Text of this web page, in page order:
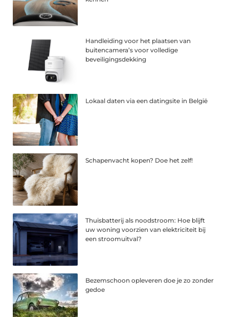
Handleiding voor het plaatsen van
buitencamera’s voor volledige
beveiligingsdekking
Lokaal daten via een datingsite in België
Schapenvacht kopen? Doe het zelf!
Thuisbatterij als noodstroom: Hoe blijft
uw woning voorzien van elektriciteit bij
een stroomuitval?
Bezemschoon opleveren doe je zo zonder
gedoe